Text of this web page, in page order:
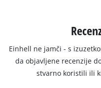
Einhell ne jamči - s
da objavljene recenzije
stvarno koristili ili